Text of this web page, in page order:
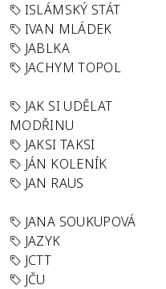
ISLÁMSKÝ STÁT
IVAN MLÁDEK
JABLKA
JACHYM TOPOL
JAK SI UDĚLAT
MODŘINU
JAKSI TAKSI
JÁN KOLENÍK
JAN RAUS
JANA SOUKUPOVÁ
JAZYK
JCTT
JČU